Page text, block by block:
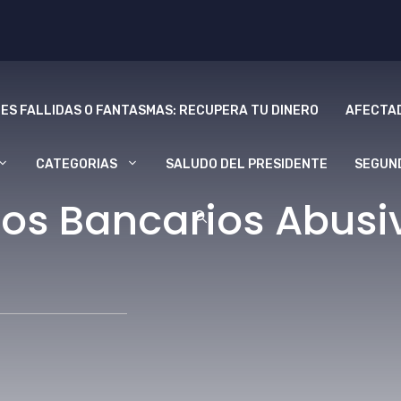
FALLIDAS O FANTASMAS: RECUPERA TU DINERO
CATEGORIAS SALUDO DEL PRESIDENTE
Bancarios